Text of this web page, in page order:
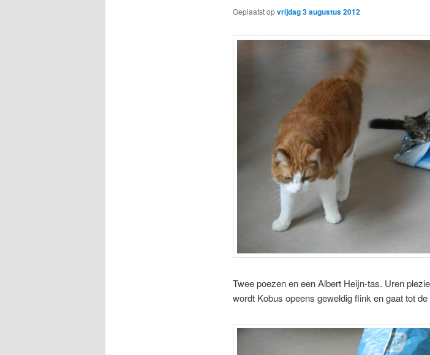
Geplaatst opvrijdag 3 augustus 2012
Twee poezen en een Albert Heijn-tas. Uren
wordt Kobus opeens geweldig flink en gaat tot